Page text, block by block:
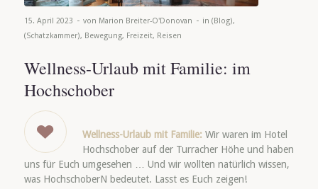
15. April 2023 - von Marion Breiter-O'Donovan - in (Blog),
(Schatzkammer), Bewegung, Freizeit, Reisen
Wellness-Urlaub mit Familie: im
Hochschober
Wellness-Urlaub mit Familie: Wir waren im Hotel
Hochschober auf der Turracher Höhe und haben
uns für Euch umgesehen … Und wir wollten natürlich wissen,
was HochschoberN bedeutet. Lasst es Euch zeigen!